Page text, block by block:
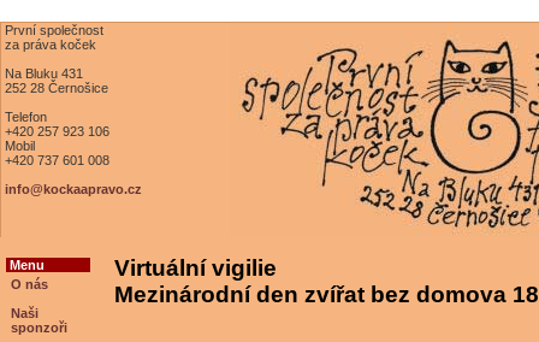
První společnost
za práva koček
Na Bluku 431
252 28 Černošice
Telefon
+420 257 923 106
Mobil
+420 737 601 008
info@kockaapravo.cz
Menu
O nás
Naši
sponzoři
Virtuální vigilie
Mezinárodní den zvířat bez domova